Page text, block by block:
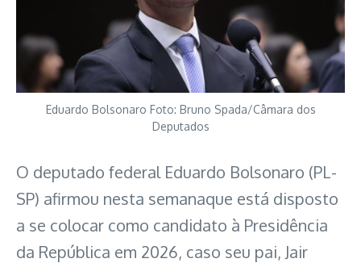
Eduardo Bolsonaro Foto: Bruno Spada/Câmara dos
Deputados
O deputado federal Eduardo Bolsonaro (PL-
SP) afirmou nesta semanaque está disposto
a se colocar como candidato à Presidência
da República em 2026, caso seu pai, Jair